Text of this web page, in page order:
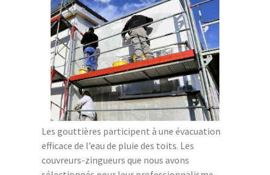
Les gouttières participent à une évacuation
efficace de l’eau de pluie des toits. Les
couvreurs-zingueurs que nous avons